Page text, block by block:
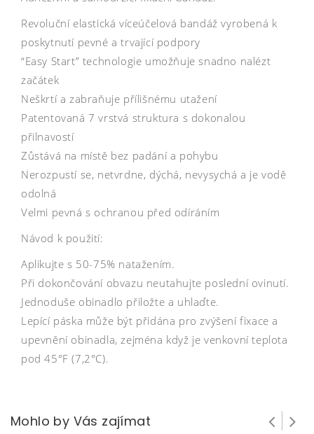
Revoluční elastická víceúčelová bandáž vyrobená k
poskytnutí pevné a trvající podpory
“Easy Start” technologie umožňuje snadno nalézt
začátek
Neškrtí a zabraňuje přílišnému utažení
Patentovaná 7 vrstvá struktura s dokonalou
přilnavostí
Zůstává na místě bez padání a pohybu
Nerozpustí se, netvrdne, dýchá, nevysychá a je vodě
odolná
Velmi pevná s ochranou před odíráním
Návod k použití:
Aplikujte s 50-75% natažením.
Při dokončování obvazu neutahujte poslední ovinutí.
Jednoduše obinadlo přiložte a uhlaďte.
Lepící páska může být přidána pro zvýšení fixace a
upevnění obinadla, zejména když je venkovní teplota
pod 45°F (7,2°C).
Mohlo by Vás zajímat